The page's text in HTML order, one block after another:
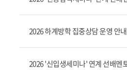
2026 하계방학 집중상담 운영 안내